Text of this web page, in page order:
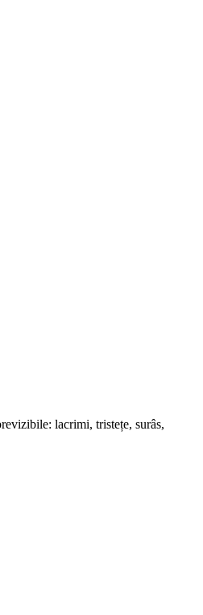
lacrimi, tristețe, surâs,